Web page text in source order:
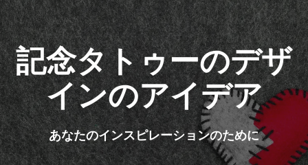
キ
ッ
プ 記念タトゥーのデザ
インのアイデア
あなたのインスピレーションのために